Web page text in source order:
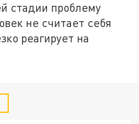
стадии проблему
не считает себя
реагирует на